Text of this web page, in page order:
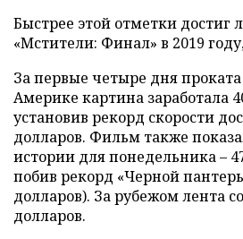
Быстрее этой отметки достиг
«Мстители: Финал» в 2019
За первые четыре дня
Америке картина заработала
установив рекорд скорости
долларов. Фильм также
истории для понедельника –
побив рекорд «Черной
долларов). За рубежом лента
долларов.